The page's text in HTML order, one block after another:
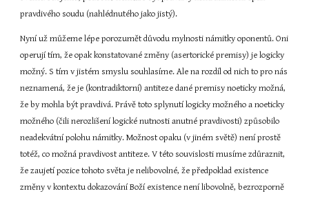
pravdivého soudu (nahlédnutého jako jistý).
Nyní už můžeme lépe porozumět důvodu mylnosti námitky oponentů. Oni
operují tím, že opak konstatované změny (asertorické premisy) je logicky
možný. S tím v jistém smyslu souhlasíme. Ale na rozdíl od nich to pro nás
neznamená, že je (kontradiktorní) antiteze dané premisy noeticky možná,
že by mohla být pravdivá. Právě toto splynutí logicky možného a noeticky
možného (čili nerozlišení logické nutnosti anutné pravdivosti) způsobilo
neadekvátní polohu námitky. Možnost opaku (v jiném světě) není prostě
totéž, co možná pravdivost antiteze. V této souvislosti musíme zdůraznit,
že zaujetí pozice tohoto světa je nelibovolné, že předpoklad existence
změny v kontextu dokazování Boží existence není libovolně, bezrozporně